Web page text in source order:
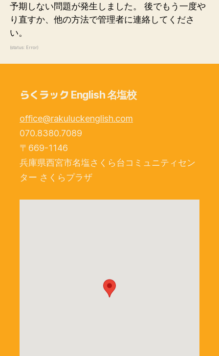
予期しない問題が発生しました。 後でもう一度や
り直すか、他の方法で管理者に連絡してくださ
い。
(status: Error)
らくラック English 名塩校
office@rakuluckenglish.com
070.8380.7089
〒669-1146
兵庫県西宮市名塩さくら台コミュニティセン
ター さくらプラザ